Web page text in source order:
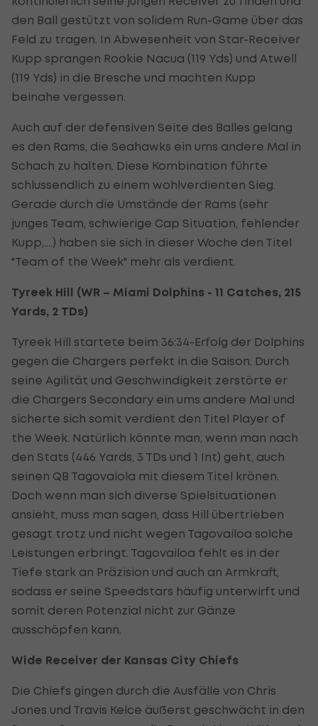
den Ball gestützt von solidem Run-Game über das
Feld zu tragen. In Abwesenheit von Star-Receiver
Kupp sprangen Rookie Nacua (119 Yds) und Atwell
(119 Yds) in die Bresche und machten Kupp
beinahe vergessen.
Auch auf der defensiven Seite des Balles gelang
es den Rams, die Seahawks ein ums andere Mal in
Schach zu halten. Diese Kombination führte
schlussendlich zu einem wohlverdienten Sieg.
Gerade durch die Umstände der Rams (sehr
junges Team, schwierige Cap Situation, fehlender
Kupp,….) haben sie sich in dieser Woche den Titel
"Team of the Week" mehr als verdient.
Tyreek Hill (WR – Miami Dolphins - 11 Catches, 215
Yards, 2 TDs)
Tyreek Hill startete beim 36:34-Erfolg der Dolphins
gegen die Chargers perfekt in die Saison. Durch
seine Agilität und Geschwindigkeit zerstörte er
die Chargers Secondary ein ums andere Mal und
sicherte sich somit verdient den Titel Player of
the Week. Natürlich könnte man, wenn man nach
den Stats (446 Yards, 3 TDs und 1 Int) geht, auch
seinen QB Tagovaiola mit diesem Titel krönen.
Doch wenn man sich diverse Spielsituationen
ansieht, muss man sagen, dass Hill übertrieben
gesagt trotz und nicht wegen Tagovailoa solche
Leistungen erbringt. Tagovailoa fehlt es in der
Tiefe stark an Präzision und auch an Armkraft,
sodass er seine Speedstars häufig unterwirft und
somit deren Potenzial nicht zur Gänze
ausschöpfen kann.
Wide Receiver der Kansas City Chiefs
Die Chiefs gingen durch die Ausfälle von Chris
Jones und Travis Kelce äußerst geschwächt in den